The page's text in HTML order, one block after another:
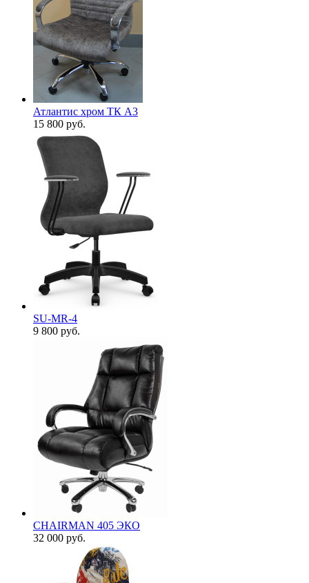
Атлантис хром ТК A3
15 800 руб.
SU-MR-4
9 800 руб.
CHAIRMAN 405 ЭКО
32 000 руб.